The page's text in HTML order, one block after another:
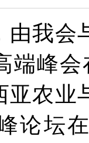
我会
端峰
亚农
论坛